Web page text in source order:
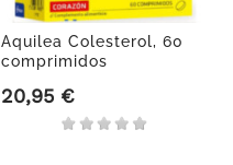
Aquilea Colesterol, 60
comprimidos
Precio
20,95 €